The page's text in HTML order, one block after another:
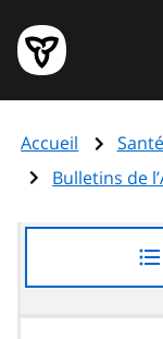
au
contenu
principal
Page
d'accueil
de
l'Ontario
Accueil
Bulletins de